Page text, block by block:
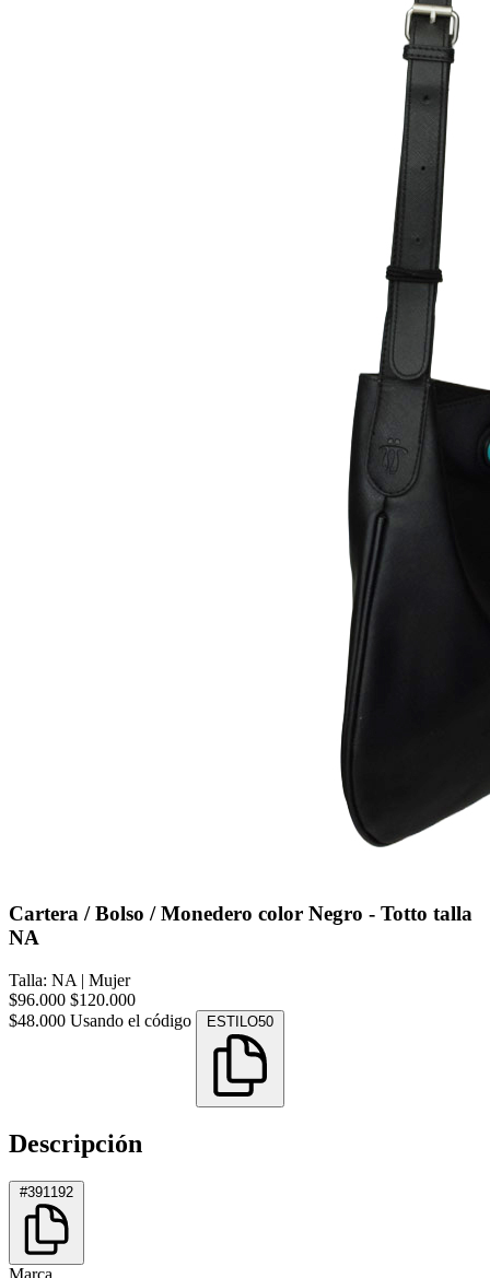
Cartera / Bolso / Monedero color Negro - Totto talla
NA
Talla: NA | Mujer
$96.000 $120.000
$48.000 Usando el código ESTILO50
Descripción
#391192
Marca